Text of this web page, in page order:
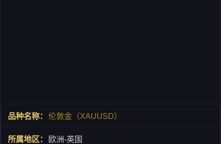
伦敦金（XAUUSD）
欧洲-英国